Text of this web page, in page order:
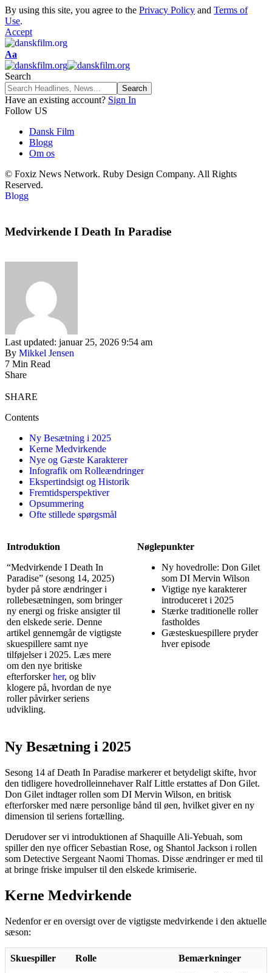
By using this site, you agree to the Privacy Policy and Terms of
Use.
Accept
Aa
Search
Have an existing account? Sign In
Follow US
Dansk Film
Blogg
Om os
© Foxiz News Network. Ruby Design Company. All Rights
Reserved.
Blogg
Medvirkende I Death In Paradise
Last updated: januar 25, 2026 9:54 am
By Mikkel Jensen
7 Min Read
Share
SHARE
Contents
Ny Besætning i 2025
Kerne Medvirkende
Nye og Gæste Karakterer
Infografik om Rolleændringer
Ekspertindsigt og Historik
Fremtidsperspektiver
Opsummering
Ofte stillede spørgsmål
Introduktion
“Medvirkende I Death In
Paradise” (sesong 14, 2025)
byder på store ændringer i
rollebesætningen, som bringer
ny energi og friske ansigter til
den elskede serie. Denne
artikel gennemgår de vigtigste
skuespillere samt nye
tilføjelser i 2025. Læs mere
om den nye britiske
efterforskerher, og bliv
klogere på, hvordan de nye
roller påvirker seriens
udvikling.
Nøglepunkter
Ny hovedrolle: Don Gilet
som DI Mervin Wilson
Vigtige nye karakterer
introduceret i 2025
Stærke traditionelle roller
fastholdes
Gæsteskuespillere pryder
hver episode
Ny Besætning i 2025
Sesong 14 af Death In Paradise markerer et betydeligt skifte, hvor
den tidligere hovedrolleinnehaver Ralf Little erstattes af Don Gilet.
Don Gilet indtager rollen som DI Mervin Wilson, en britisk
efterforsker med nære personlige bånd til øen, hvilket giver en ny
dimension til seriens fortælling.
Derudover ser vi introduktionen af Shaquille Ali-Yebuah, som
spiller den nye officer Sebastian Rose, og Shantol Jackson i rollen
som Detective Sergeant Naomi Thomas. Disse ændringer er med til
at bringe friske impulser til den elskede krimiserie.
Kerne Medvirkende
Nedenfor er en oversigt over de vigtigste medvirkende i den aktuelle
sæson:
Skuespiller Rolle Bemærkninger